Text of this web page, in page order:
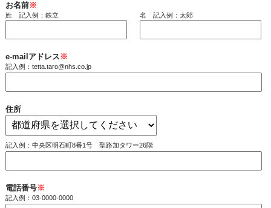
お名前※
姓 記入例：鉄立 名 記入例：太郎
e-mailアドレス ※
記入例：tetta.taro@nhs.co.jp
住所
記入例：中央区明石町8番1号 聖路加タワー26階
電話番号※
記入例：03-0000-0000